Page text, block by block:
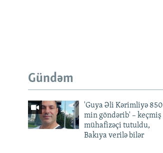
Gündəm
'Guya Əli Kərimliyə 850
min göndərib' – keçmiş
mühafizəçi tutuldu,
Bakıya verilə bilər